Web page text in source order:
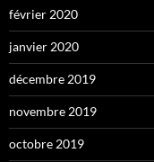
février 2020
janvier 2020
décembre 2019
novembre 2019
octobre 2019